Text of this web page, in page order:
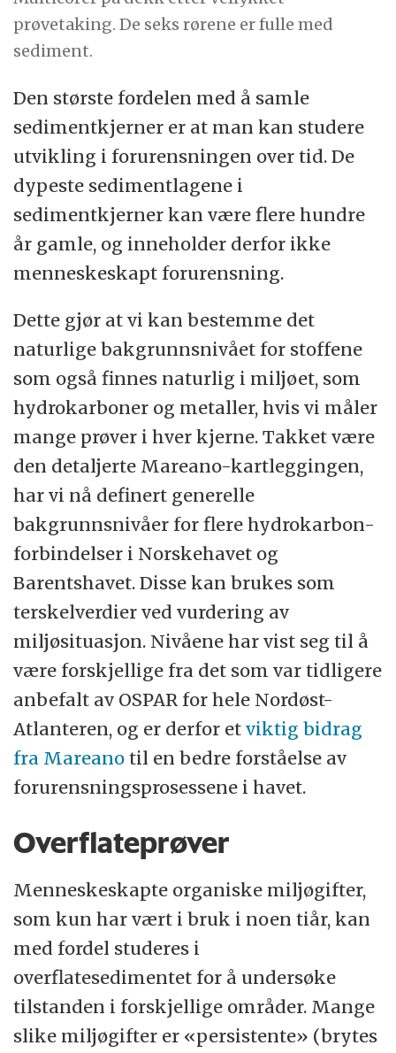
prøvetaking. De seks rørene er fulle med
sediment.
Den største fordelen med å samle
sedimentkjerner er at man kan studere
utvikling i forurensningen over tid. De
dypeste sedimentlagene i
sedimentkjerner kan være flere hundre
år gamle, og inneholder derfor ikke
menneskeskapt forurensning.
Dette gjør at vi kan bestemme det
naturlige bakgrunnsnivået for stoffene
som også finnes naturlig i miljøet, som
hydrokarboner og metaller, hvis vi måler
mange prøver i hver kjerne. Takket være
den detaljerte Mareano-kartleggingen,
har vi nå definert generelle
bakgrunnsnivåer for flere hydrokarbon-
forbindelser i Norskehavet og
Barentshavet. Disse kan brukes som
terskelverdier ved vurdering av
miljøsituasjon. Nivåene har vist seg til å
være forskjellige fra det som var tidligere
anbefalt av OSPAR for hele Nordøst-
Atlanteren, og er derfor etviktig bidrag
fra Mareano til en bedre forståelse av
forurensningsprosessene i havet.
Overflateprøver
Menneskeskapte organiske miljøgifter,
som kun har vært i bruk i noen tiår, kan
med fordel studeres i
overflatesedimentet for å undersøke
tilstanden i forskjellige områder. Mange
slike miljøgifter er «persistente» (brytes